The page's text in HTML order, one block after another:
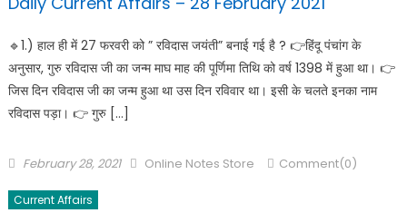
🔹️1.) हाल ही में 27 फरवरी को ” रविदास जयंती” बनाई गई है ? 👉हिंदू पंचांग के
अनुसार, गुरु रविदास जी का जन्म माघ माह की पूर्णिमा तिथि को वर्ष 1398 में हुआ था। 👉
जिस दिन रविदास जी का जन्म हुआ था उस दिन रविवार था। इसी के चलते इनका नाम
रविदास पड़ा। 👉 गुरु […]
February 28, 2021 Online Notes Store Comment(0)
Current Affairs